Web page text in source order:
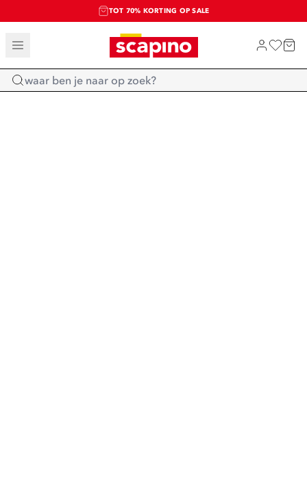
TOT 70% KORTING OP SALE
SALE: LAATSTE KANS!
SHOP NIEUW
Home